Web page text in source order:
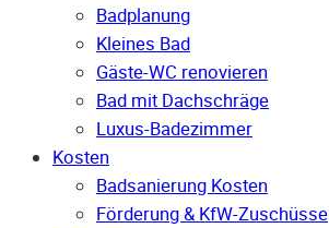
Badplanung
Kleines Bad
Gäste-WC renovieren
Bad mit Dachschräge
Luxus-Badezimmer
Kosten
Badsanierung Kosten
Förderung & KfW-Zuschüsse